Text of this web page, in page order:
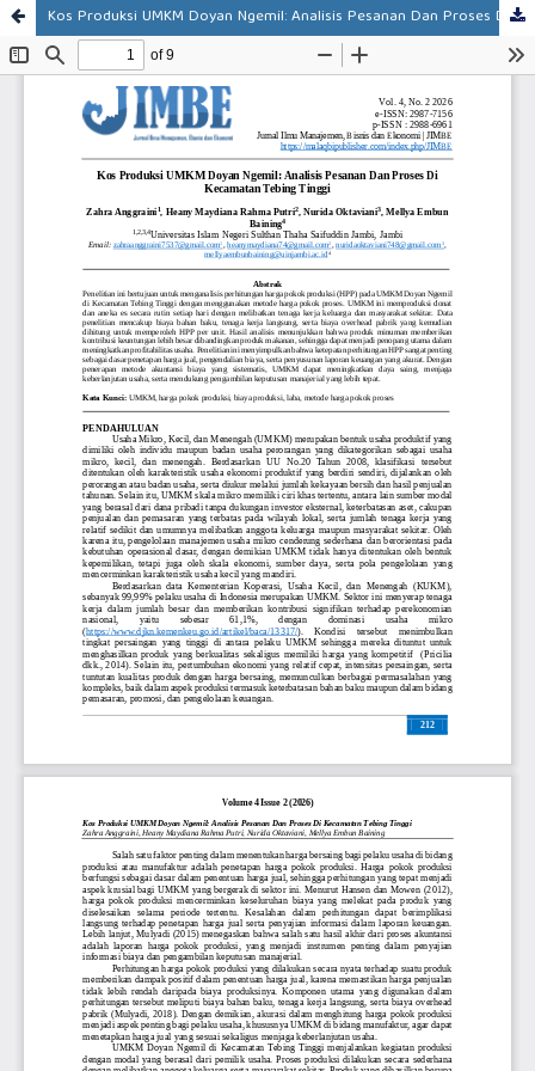
Kos Produksi UMKM Doyan Ngemil: Analisis Pesanan Dan Proses Di Kecamatan Tebing Tinggi